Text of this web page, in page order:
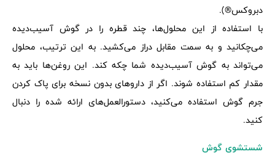
دبروکس®).
با استفاده از این محلول‌ها، چند قطره را در گوش آسیب‌دیده
می‌چکانید و به سمت مقابل دراز می‌کشید. به این ترتیب، محلول
می‌تواند به گوش آسیب‌دیده شما چکه کند. این روغن‌ها باید به
مقدار کم استفاده شوند. اگر از داروهای بدون نسخه برای پاک کردن
جرم گوش استفاده می‌کنید، دستورالعمل‌های ارائه شده را دنبال
کنید.
شستشوی گوش